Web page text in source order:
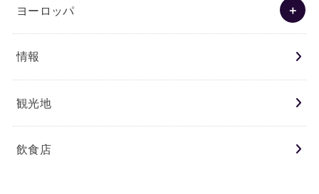
ヨーロッパ
情報
観光地
飲食店